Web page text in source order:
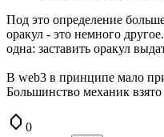
Под это определение
оракул - это немного
одна: заставить оракул
В web3 в принципе мало
Большинство механик
0